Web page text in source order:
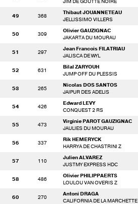
49 368
Thibaut JOUANNETEAU
JELLISSIMO VILLERS
50 309
Olivier GAUZIGNAC
JAKARTA DU MOURAU
51 297
Jean Francois FILATRIAU
JALISCA DE WYL
52 631
Bilal ZARYOUH
JUMP OFF DU PLESSIS
53 265
Nicolas DOS SANTOS
JAIPUR DES ADELIS
54 426
Edward LEVY
CONQUEST 2 RS
55 473
Virginie PAROT GAUZIGNAC
JAULIES DU MOURAU
56 337
Rik HEMERYCK
HARRYA DE CHASTRINI Z
57 110
Julien ALVAREZ
JUSTMY EXPRESS HDC
58 486
Olivier PHILIPPAERTS
LOULOU VAN OVERIS Z
60 270
Antoni DRAGA
CALIFORNIA DE LA MARCHETTE